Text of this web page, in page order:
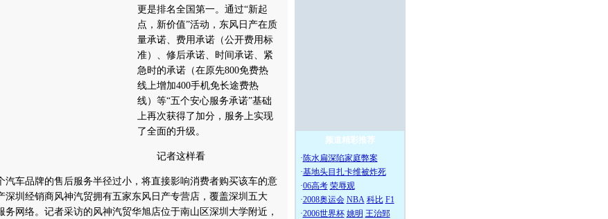
更是排名全国第一。通过“新起
点，新价值”活动，东风日产在质
量承诺、费用承诺（公开费用标
准）、修后承诺、时间承诺、紧
急时的承诺（在原先800免费热
线上增加400手机免长途费热
线）等“五个安心服务承诺”基础
上再次获得了加分，服务上实现
了全面的升级。
记者这样看
车品牌的售后服务半径过小，将直接影响消费者购买该车的意
深圳经销商风神汽贸拥有五家东风日产专营店，覆盖深圳五大
务网络。记者采访的风神汽贸华旭店位于南山区深圳大学附近，
频道精彩推荐
·陈水扁深陷家庭弊案
·基地头目扎卡维被炸死
·06高考 荣辱观
·2008奥运会 NBA 科比 F1
·2006世界杯 姚明 王治郅